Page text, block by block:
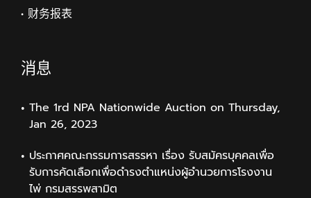
• 财务报表
消息
The 1rd NPA Nationwide Auction on Thursday,
Jan 26, 2023
ประกาศคณะกรรมการสรรหา เรื่อง รับสมัครบุคคลเพื่อ
รับการคัดเลือกเพื่อดำรงตำแหน่งผู้อำนวยการโรงงาน
ไพ่ กรมสรรพสามิต